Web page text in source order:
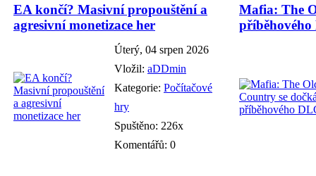
EA končí? Masivní propouštění a
agresivní monetizace her
Úterý, 04 srpen 2026
Vložil: aDDmin
Kategorie: Počítačové
hry
Spuštěno: 226x
Komentářů: 0
Mafia: The